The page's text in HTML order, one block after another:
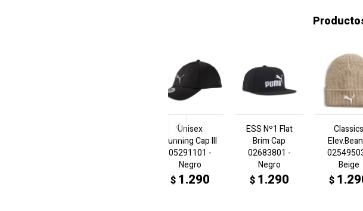
Unisex
Running Cap III
05291101 -
Negro
$ 1.290
ESS Nº1 Flat
Brim Cap
02683801 -
Negro
$ 1.290
Classics
Beige
$